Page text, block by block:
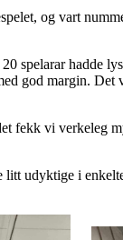
og vart
spelarar hadde
god margin.
fekk vi verkeleg
udyktige i